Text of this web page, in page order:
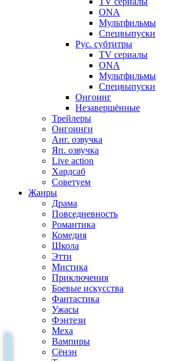
ONA
Мультфильмы
Спецвыпуски
Рус. субтитры
TV сериалы
ONA
Мультфильмы
Спецвыпуски
Онгоинг
Незавершённые
Трейлеры
Онгоинги
Анг. озвучка
Яп. озвучка
Live action
Хардсаб
Советуем
Жанры
Драма
Повседневность
Романтика
Комедия
Школа
Этти
Мистика
Приключения
Боевые искусства
Фантастика
Ужасы
Фэнтези
Меха
Вампиры
Сёнэн